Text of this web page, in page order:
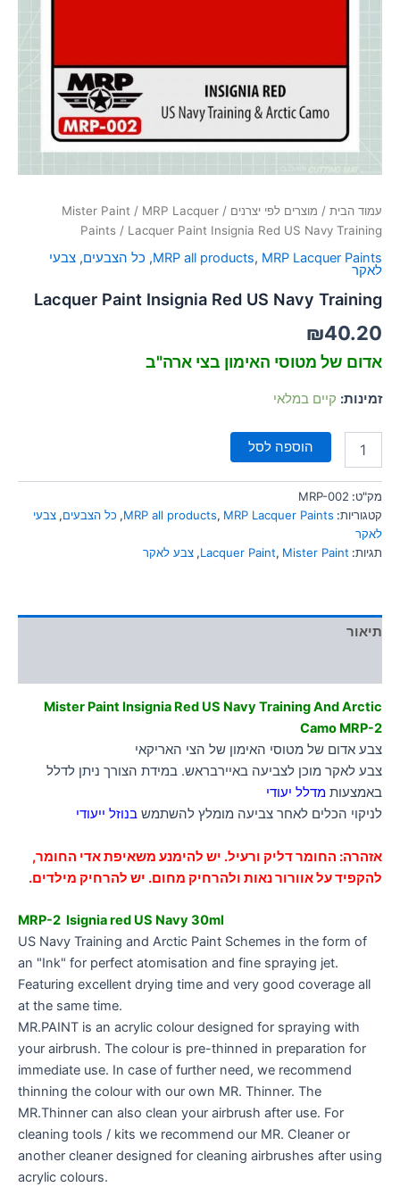
את
האפשרויות
עמוד הבית / מוצרים לפי יצרנים /
Mister Paint / MRP Lacquer
Paints / Lacquer Paint Insignia Red US Navy Training
MRP all products, MRP Lacquer Paints
, כל הצבעים, צבעי
לאקר
Lacquer Paint Insignia Red US Navy Training
₪40.20
אדום של מטוסי האימון בצי ארה"ב
זמינות: קיים במלאי
הוספה לסל
מק"ט: MRP-002
קטגוריות:
MRP all products, MRP Lacquer Paints
, כל הצבעים, צבעי
לאקר
תגיות:
Lacquer Paint, Mister Paint
, צבע לאקר
תיאור
Mister Paint Insignia Red US Navy Training And Arctic
Camo MRP-2
צבע אדום של מטוסי האימון של הצי האריקאי
צבע לאקר מוכן לצביעה באיירבראש. במידת הצורך ניתן לדלל
באמצעות מדלל יעודי
לניקוי הכלים לאחר צביעה מומלץ להשתמש בנוזל ייעודי
אזהרה: החומר דליק ורעיל. יש להימנע משאיפת אדי החומר,
להקפיד על אוורור נאות ולהרחיק מחום. יש להרחיק מילדים.
MRP-2 Isignia red US Navy 30ml
US Navy Training and Arctic Paint Schemes in the form of
an "Ink" for perfect atomisation and fine spraying jet.
Featuring excellent drying time and very good coverage all
at the same time.
MR.PAINT is an acrylic colour designed for spraying with
your airbrush. The colour is pre-thinned in preparation for
immediate use. In case of further need, we recommend
thinning the colour with our own MR. Thinner. The
MR.Thinner can also clean your airbrush after use. For
cleaning tools / kits we recommend our MR. Cleaner or
another cleaner designed for cleaning airbrushes after using
acrylic colours.